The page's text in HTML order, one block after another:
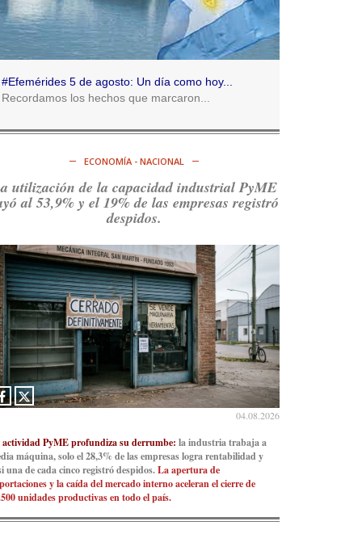
Consenso Patagónico
@consensopatagon
5d
Consenso Patagónico
@consensopatagon
sus derechos y por su organización. Hoy lo
a intentar. https://t.co/dOrTo1dv3D
Consenso Patagónico
@consensopatagon
@caortega64: A#50AñosDelGolpe, la memoria
presente y es futuro.https://t.co/uhRcKnCCc5
Ver en X
Consenso Patagónico
@consensopatagon
5d
con Irán al petróleohttps://t.co/IInL9uYZvh
t.co/ytaelKSfHm
Ver en X
Consenso Patagónico
#Efemérides 5 de agosto: Un día como hoy...
Recordamos los hechos que marcaron...
ECONOMÍA - NACIONAL
utilización de la capacidad industrial PyME
al 53,9% y el 19% de las empresas registró
despidos.
04.08.2026
PyME profundiza su derrumbe: la industria trabaja a
máquina, solo el 28,3% de las empresas logra rentabilidad y
una de cada cinco registró despidos.La apertura de
y la caída del mercado interno aceleran el cierre de
unidades productivas en todo el país.